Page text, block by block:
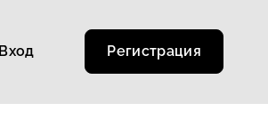
Вход Регистрация